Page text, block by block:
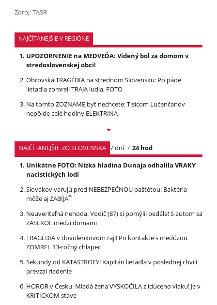
Zdroj: TASR
NAJČÍTANEJŠIE V REGIÓNE
UPOZORNENIE na MEDVEĎA: Videný bol za domom v
stredoslovenskej obci!
Obrovská TRAGÉDIA na strednom Slovensku: Po páde
lietadla zomreli TRAJA ľudia, FOTO
Na tomto ZOZNAME byť nechcete: Tisícom Lučenčanov
nepôjde celé hodiny ELEKTRINA
NAJČÍTANEJŠIE ZO SLOVENSKA 7 dní
24 hod
Unikátne FOTO: Nízka hladina Dunaja odhalila VRAKY
nacistických lodí
Slovákov varujú pred NEBEZPEČNOU paštétou: Baktéria
môže aj ZABÍJAŤ
Neuveriteľná nehoda: Vodič (87) si pomýlil pedále! S autom sa
ZASEKOL medzi domami
TRAGÉDIA v dovolenkovom raji! Po kontakte s medúzou
ZOMREL 13-ročný chlapec
Sekundy od KATASTROFY! Kapitán lietadla v poslednej chvíli
prevzal riadenie
HOROR v Česku: Mladá žena VYSKOČILA z idúceho vlaku! Je v
KRITICKOM stave